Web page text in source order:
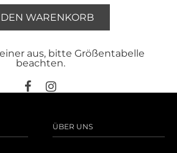
WARENKORB
aus, bitte Größentabelle
beachten.
ÜBER UNS